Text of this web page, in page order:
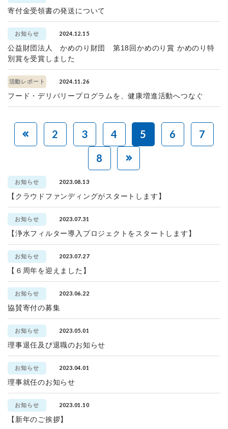
寄付金受領書の発送について
お知らせ 2024.12.15
公益財団法人 かめのり財団 第18回かめのり賞 かめのり特
別賞を受賞しました
活動レポート 2024.11.26
フード・デリバリープログラムを、健康増進活動へつなぐ
2 3 4 5 6
7
8
お知らせ 2023.08.13
【クラウドファンディングがスタートします】
お知らせ 2023.07.31
【浄水フィルター導入プロジェクトをスタートします】
お知らせ 2023.07.27
【６周年を迎えました】
お知らせ 2023.06.22
協賛寄付の募集
お知らせ 2023.05.01
理事退任及び退職のお知らせ
お知らせ 2023.04.01
理事就任のお知らせ
お知らせ 2023.01.10
【新年のご挨拶】